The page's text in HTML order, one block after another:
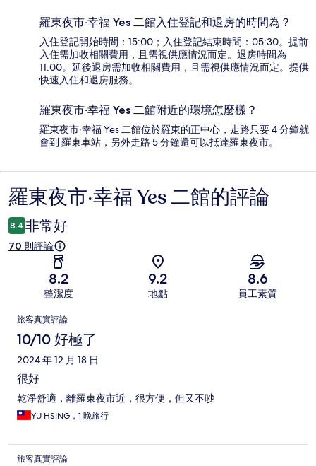
羅東夜市‧幸福 Yes 二館入住登記和退房的時間為？
入住登記開始時間：15:00；入住登記結束時間：05:30。提前
入住需加收相關費用，且需視供應情況而定。退房時間為
11:00。延後退房需加收相關費用，且需視供應情況而定。提供
快速入住和退房服務。
羅東夜市‧幸福 Yes 二館附近的環境怎麼樣？
羅東夜市‧幸福 Yes 二館位於羅東的正中心，走路只要 4 分鐘就
會到 羅東車站，另外走路 5 分鐘還可以抵達羅東夜市。
評
論
羅東夜市‧幸福 Yes 二館的評論
8.4 非常好
70 則評論
8.2
整潔度
9.2
地點
8.6
員工素質
評
論
旅客真實評論
10/10 好極了
2024 年 12 月 18 日
很好
乾淨舒適，離羅東夜市近，很方便，但又不吵
YU HSING，1 晚旅行
旅客真實評論